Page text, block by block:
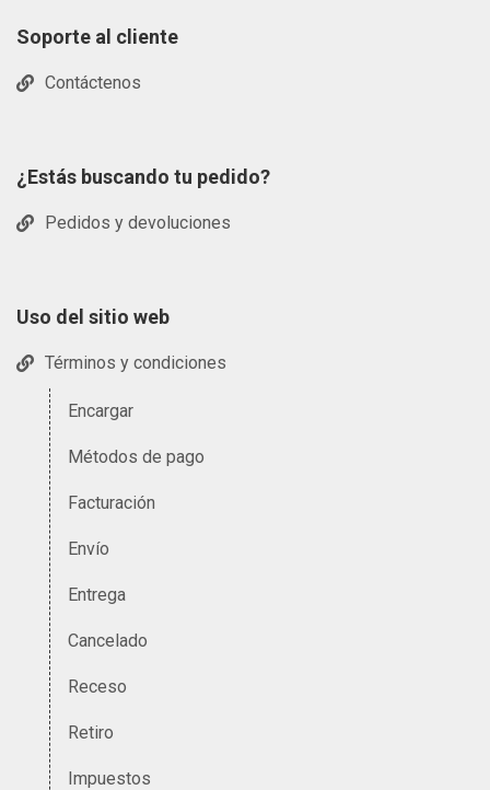
Soporte al cliente
Contáctenos
¿Estás buscando tu pedido?
Pedidos y devoluciones
Uso del sitio web
Términos y condiciones
Encargar
Métodos de pago
Facturación
Envío
Entrega
Cancelado
Receso
Retiro
Impuestos